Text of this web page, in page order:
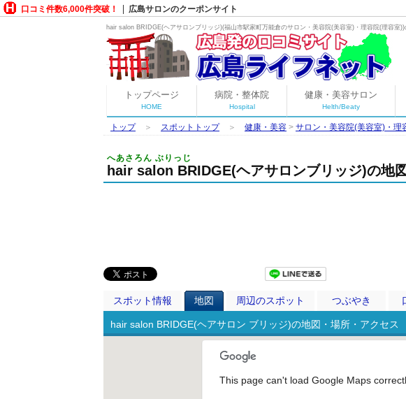
口コミ件数6,000件突破！ 広島サロンのクーポンサイト
hair salon BRIDGE(ヘアサロンブリッジ)(福山市駅家町万能倉のサロン・美容院(美容室)・理容院(理容室))
トップページ
HOME
病院・整体院
Hospital
健康・美容サロン
Helth/Beaty
トップ＞ スポットトップ＞ 健康・美容 > サロン・美容院(美容室)・理
へあさろん ぶりっじ
hair salon BRIDGE(ヘアサロンブリッジ)の地
スポット情報 地図 周辺のスポット つぶやき
hair salon BRIDGE(ヘアサロン ブリッジ)の地図・場所・アクセス
This page can't load Google Maps